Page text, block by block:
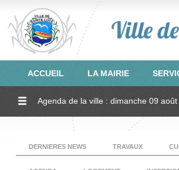
ACCUEIL LA MAIRIE
Agenda de la ville : dimanche 09 août
DERNIERES NEWS TRAVAUX